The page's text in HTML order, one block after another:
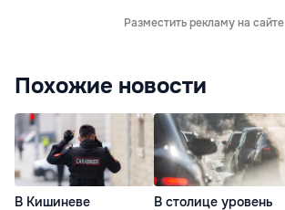
Разместить рекламу на сайте
Похожие новости
В Кишиневе
В столице уровень